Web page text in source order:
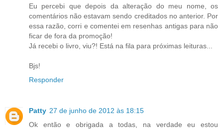
Eu percebi que depois da alteração do meu nome, os
comentários não estavam sendo creditados no anterior. Por
essa razão, corri e comentei em resenhas antigas para não
ficar de fora da promoção!
Já recebi o livro, viu?! Está na fila para próximas leituras...
Bjs!
Responder
Patty 27 de junho de 2012 às 18:15
Ok então e obrigada a todas, na verdade eu estou